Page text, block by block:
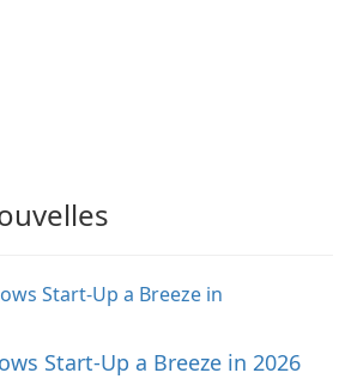
Start-Up a Breeze in 2026